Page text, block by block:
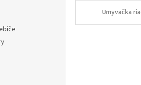
Umyvačka